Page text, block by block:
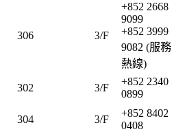
306 3/F
+852 2668
9099
+852 3999
9082 (服務
熱線)
302 3/F
+852 2340
0899
304 3/F
+852 8402
0408